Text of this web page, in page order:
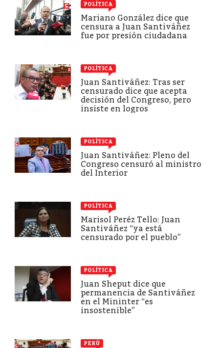
POLÍTICA
Mariano González dice que
censura a Juan Santiváñez
fue por presión ciudadana
POLÍTICA
Juan Santiváñez: Tras ser
censurado dice que acepta
decisión del Congreso, pero
insiste en logros
POLÍTICA
Juan Santiváñez: Pleno del
Congreso censuró al ministro
del Interior
POLÍTICA
Marisol Peréz Tello: Juan
Santiváñez “ya está
censurado por el pueblo”
POLÍTICA
Juan Sheput dice que
permanencia de Santiváñez
en el Mininter “es
insostenible”
PERÚ